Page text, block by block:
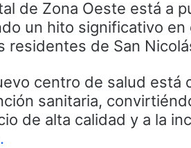
de Zona Oeste está a
un hito significativo
residentes de San
centro de salud está
sanitaria,
de alta calidad y a la
.